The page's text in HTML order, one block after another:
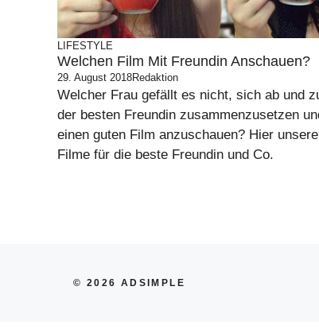
LIFESTYLE
Welchen Film Mit Freundin Anschauen?
29. August 2018Redaktion
Welcher Frau gefällt es nicht, sich ab und
der besten Freundin zusammenzusetzen
einen guten Film anzuschauen? Hier
Filme für die beste Freundin und Co.
© 2026 ADSIMPLE